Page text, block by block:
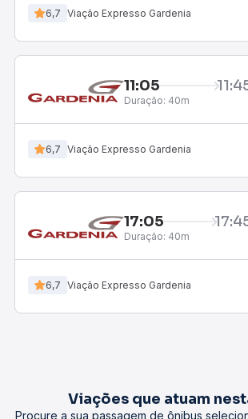
6,7 Viação Expresso Gardenia
11:05
Duração: 40m
6,7 Viação Expresso Gardenia
17:05
Duração: 40m
6,7 Viação Expresso Gardenia
Viações que atuam
Procure a sua passagem de ônibus